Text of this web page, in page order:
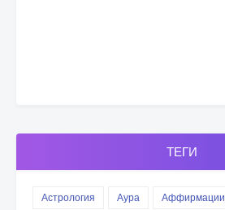
ТЕГИ
Астрология Аура Аффирмации